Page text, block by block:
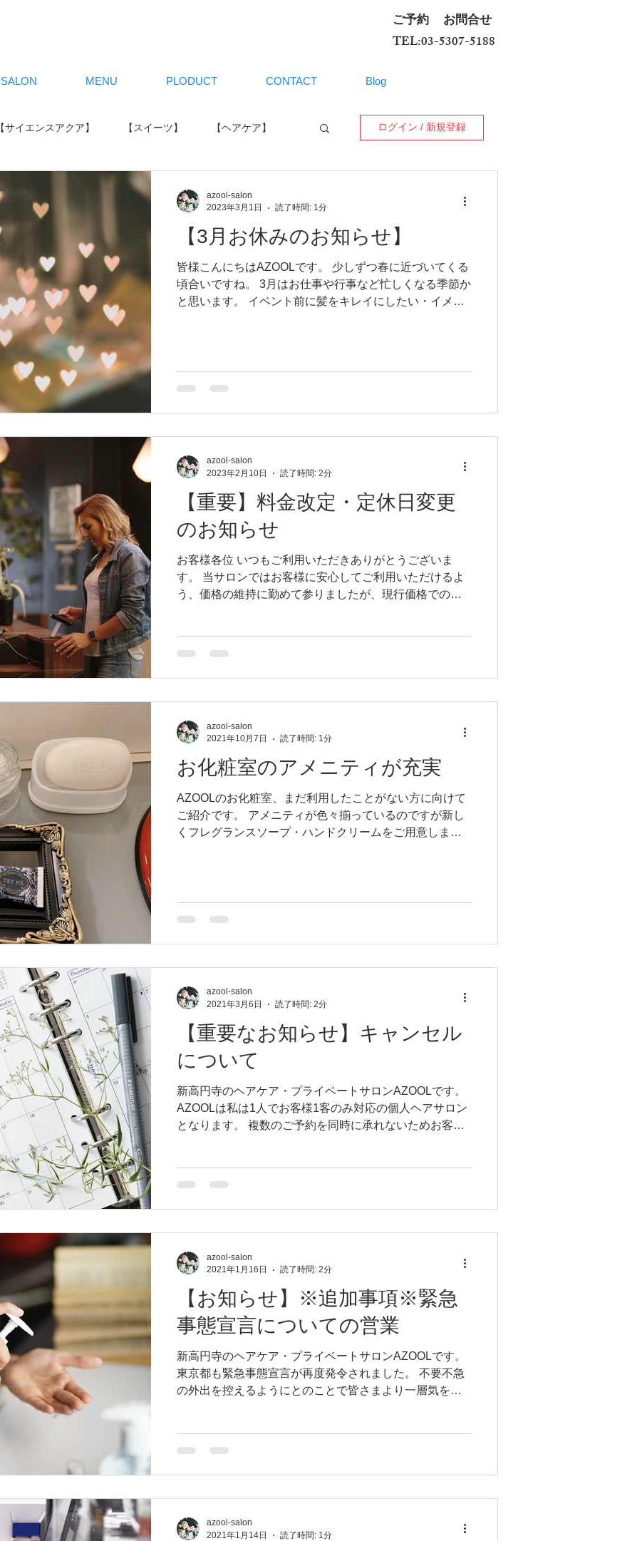
ご予約
お問合せ
TEL:03-5307-5188
SALON MENU PLODUCT CONTACT Blog
【サイエンスアクア】 【スイーツ】 【ヘアケア】
【イベント】
ログイン / 新規登録
【3月お休みのお知らせ】
皆様こんにちはAZOOLです。 少しずつ春に近づいてくる
頃合いですね。 3月はお仕事や行事など忙しくなる季節か
と思います。 イベント前に髪をキレイにしたい・イメー
azool-salon
2023年3月1日
読了時間: 1分
【重要】料金改定・定休日変更
のお知らせ
お客様各位 いつもご利用いただきありがとうございま
す。 当サロンではお客様に安心してご利用いただけるよ
う、価格の維持に勤めて参りましたが、現行価格でのサ
azool-salon
2023年2月10日
読了時間: 2分
お化粧室のアメニティが充実
AZOOLのお化粧室、まだ利用したことがない方に向けて
ご紹介です。 アメニティが色々揃っているのですが新し
くフレグランスソープ・ハンドクリームをご用意しまし
azool-salon
2021年10月7日
読了時間: 1分
【重要なお知らせ】キャンセル
について
新高円寺のヘアケア・プライベートサロンAZOOLです。
AZOOLは私は1人でお客様1客のみ対応の個人ヘアサロン
となります。 複数のご予約を同時に承れないためお客様
azool-salon
2021年3月6日
読了時間: 2分
【お知らせ】※追加事項※緊急
事態宣言についての営業
新高円寺のヘアケア・プライベートサロンAZOOLです。
東京都も緊急事態宣言が再度発令されました。 不要不急
の外出を控えるようにとのことで皆さまより一層気を付
azool-salon
2021年1月16日
読了時間: 2分
azool-salon
2021年1月14日
読了時間: 1分